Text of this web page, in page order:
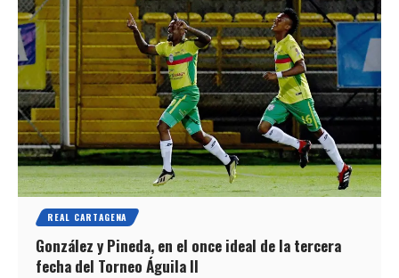
REAL CARTAGENA
González y Pineda, en el once ideal de la tercera
fecha del Torneo Águila II